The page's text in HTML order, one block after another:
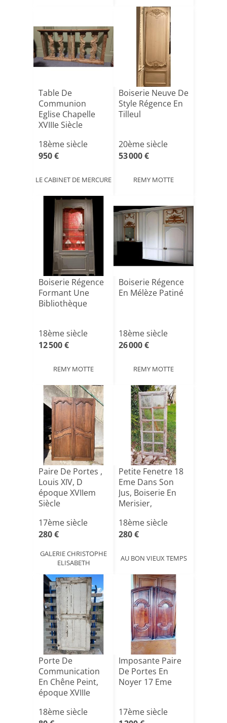
Table De
Communion
Eglise Chapelle
XVIIIe Siècle
Scu[...]
18ème siècle
950 €
LE CABINET DE MERCURE
Boiserie Neuve De
Style Régence En
Tilleul
20ème siècle
53 000 €
REMY MOTTE
Boiserie Régence
Formant Une
Bibliothèque
18ème siècle
12 500 €
REMY MOTTE
Boiserie Régence
En Mélèze Patiné
18ème siècle
26 000 €
REMY MOTTE
Paire De Portes ,
Louis XIV, D
époque XVIIem
Siècle
17ème siècle
280 €
GALERIE CHRISTOPHE
ELISABETH
Petite Fenetre 18
Eme Dans Son
Jus, Boiserie En
Merisier,
18ème siècle
280 €
AU BON VIEUX TEMPS
Porte De
Communication
En Chêne Peint,
époque XVIIIe
18ème siècle
Imposante Paire
De Portes En
Noyer 17 Eme
17ème siècle